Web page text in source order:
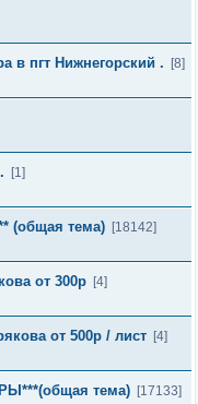
в пгт Нижнегорский .
[8]
[1]
(общая тема) [18142]
от 300р [4]
от 500р / лист [4]
тема) [17133]